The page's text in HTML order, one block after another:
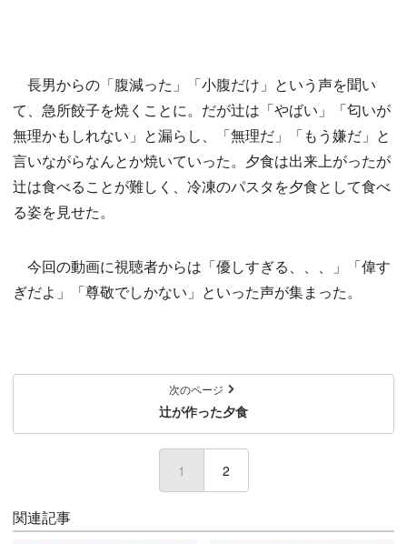
長男からの「腹減った」「小腹だけ」という声を聞い
て、急所餃子を焼くことに。だが辻は「やばい」「匂いが
無理かもしれない」と漏らし、「無理だ」「もう嫌だ」と
言いながらなんとか焼いていった。夕食は出来上がったが
辻は食べることが難しく、冷凍のパスタを夕食として食べ
る姿を見せた。
今回の動画に視聴者からは「優しすぎる、、、」「偉す
ぎだよ」「尊敬でしかない」といった声が集まった。
次のページ
辻が作った夕食
1 (current)
2
関連記事